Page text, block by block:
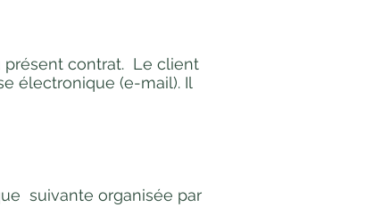
présent contrat. Le client
électronique (e-mail). Il
suivante organisée par